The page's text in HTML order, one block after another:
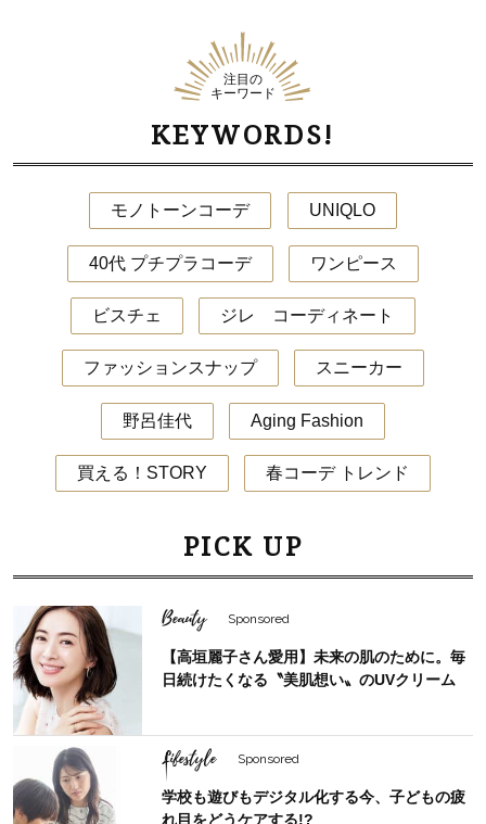
注目の
キーワード
KEYWORDS!
モノトーンコーデ UNIQLO
40代 プチプラコーデ ワンピース
ビスチェ ジレ コーディネート
ファッションスナップ スニーカー
野呂佳代 Aging Fashion
買える！STORY 春コーデ トレンド
PICK UP
Beauty Sponsored
【高垣麗子さん愛用】未来の肌のために。毎
日続けたくなる〝美肌想い〟のUVクリーム
Lifestyle Sponsored
学校も遊びもデジタル化する今、子どもの疲
れ目をどうケアする!?